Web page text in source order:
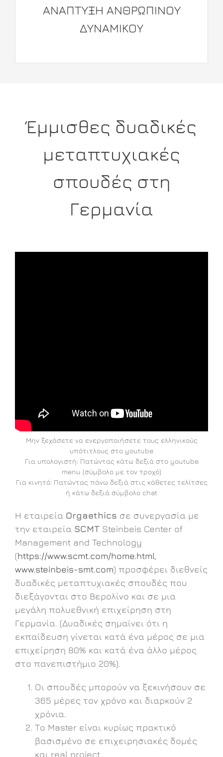
ΑΝΑΠΤΥΞΗ ΑΝΘΡΩΠΙΝΟΥ
ΔΥΝΑΜΙΚΟΥ
Έμμισθες δυαδικές
μεταπτυχιακές
σπουδές στη
Γερμανία
Μην ξεχάσετε να ενεργοποιήσετε τους ελληνικούς
υπότιτλους στο youtube
Για υπολογιστή: Πατώντας κάτω δεξιά στο youtube
menu (σύμβολο με τον τροχό)
Για κινητό: Πατώντας πάνω δεξιά στις κάθετες τελίτσες
ή κάτω δεξιά σύμβολο chat
H εταιρεία Orgaethics σε συνεργασία με
την εταιρεία SCMT Steinbeis Center of
Management and Technology
(https://www.scmt.com/home.html,
www.steinbeis-smt.com) προσφέρει διεθνείς
δυαδικές μεταπτυχιακές σπουδές που
διεξάγονται στο Βερολίνο και σε μια
μεγάλη πολυεθνική επιχείρηση στη
Γερμανία. (Δυαδικές σημαίνει ότι η
εκπαίδευση γίνεται κατά ένα μέρος σε μια
επιχείρηση 80% και κατά ένα άλλο μέρος
στο πανεπιστήμιο 20%).
Οι σπουδές μπορούν να ξεκινήσουν σε
365 μέρες τον χρόνο και διαρκούν 2
χρόνια.
Το Master είναι κυρίως πρακτικό
βασισμένο σε επιχειρησιακές δομές
και real project.